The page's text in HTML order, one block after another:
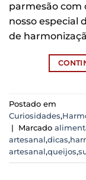
parmesão com
nosso especial
de
Postado em
Curiosidades,
|
Marcado
artesanal,dicas,
artesanal,queijos,